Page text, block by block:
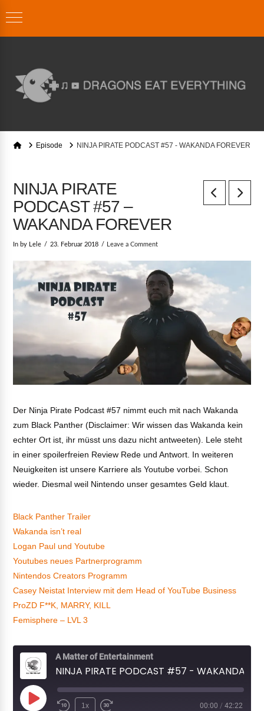
HomeEpisode NINJA PIRATE PODCAST #57 - WAKANDA FOREVER
NINJA PIRATE
PODCAST #57 –
WAKANDA FOREVER
In by Lele 23. Februar 2018 Leave a Comment
Der Ninja Pirate Podcast #57 nimmt euch mit nach Wakanda
zum Black Panther (Disclaimer: Wir wissen das Wakanda kein
echter Ort ist, ihr müsst uns dazu nicht antweeten). Lele steht
in einer spoilerfreien Review Rede und Antwort. In weiteren
Neuigkeiten ist unsere Karriere als Youtube vorbei. Schon
wieder. Diesmal weil Nintendo unser gesamtes Geld klaut.
Black Panther Trailer
Wakanda isn’t real
Logan Paul und Youtube
Youtubes neues Partnerprogramm
Nintendos Creators Programm
Casey Neistat Interview mit dem Head of YouTube Business
ProZD F**K, MARRY, KILL
Femisphere – LVL 3
A Matter of Entertainment
Play
1x 00:00 / 42:22